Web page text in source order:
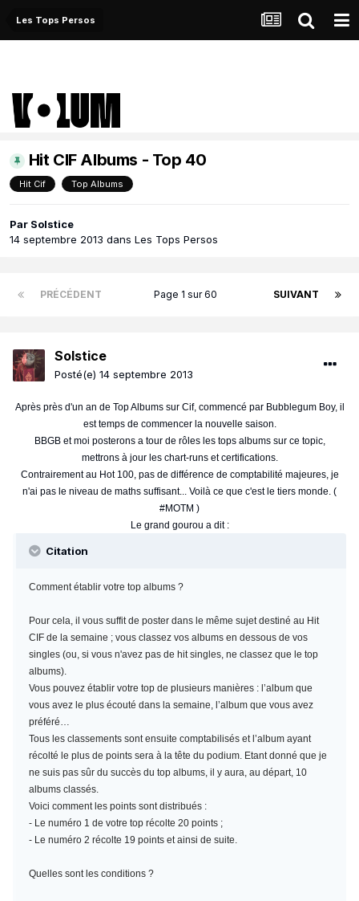
Les Tops Persos
Hit CIF Albums - Top 40
Hit Cif Top Albums
Par Solstice
14 septembre 2013 dans Les Tops Persos
PRÉCÉDENT SUIVANT
Page 1 sur 60
Solstice
Posté(e) 14 septembre 2013
Après près d'un an de Top Albums sur Cif, commencé par Bubblegum Boy, il
est temps de commencer la nouvelle saison.
BBGB et moi posterons a tour de rôles les tops albums sur ce topic,
mettrons à jour les chart-runs et certifications.
Contrairement au Hot 100, pas de différence de comptabilité majeures, je
n'ai pas le niveau de maths suffisant... Voilà ce que c'est le tiers monde. (
#MOTM )
Le grand gourou a dit :
Citation
Comment établir votre top albums ?
Pour cela, il vous suffit de poster dans le même sujet destiné au Hit
CIF de la semaine ; vous classez vos albums en dessous de vos
singles (ou, si vous n'avez pas de hit singles, ne classez que le top
albums).
Vous pouvez établir votre top de plusieurs manières : l’album que
vous avez le plus écouté dans la semaine, l’album que vous avez
préféré…
Tous les classements sont ensuite comptabilisés et l’album ayant
récolté le plus de points sera à la tête du podium. Etant donné que je
ne suis pas sûr du succès du top albums, il y aura, au départ, 10
albums classés.
Voici comment les points sont distribués :
- Le numéro 1 de votre top récolte 20 points ;
- Le numéro 2 récolte 19 points et ainsi de suite.
Quelles sont les conditions ?